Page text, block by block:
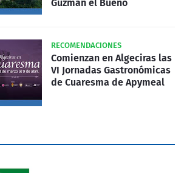
Guzmán el Bueno
RECOMENDACIONES
Comienzan en Algeciras las
VI Jornadas Gastronómicas
de Cuaresma de Apymeal